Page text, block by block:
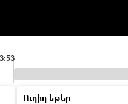
Ուղիղ եթեր